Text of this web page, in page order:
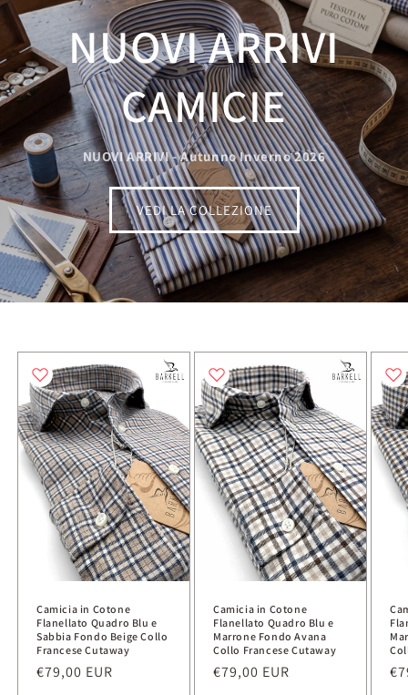
NUOVI ARRIVI
CAMICIE
NUOVI ARRIVI - Autunno Inverno 2026
VEDI LA COLLEZIONE
Camicia in Cotone
Flanellato Quadro Blu e
Sabbia Fondo Beige Collo
Francese Cutaway
Prezzo
€79,00 EUR
Camicia in Cotone
Flanellato Quadro Blu e
Marrone Fondo Avana
Collo Francese Cutaway
Prezzo
€79,00 EUR